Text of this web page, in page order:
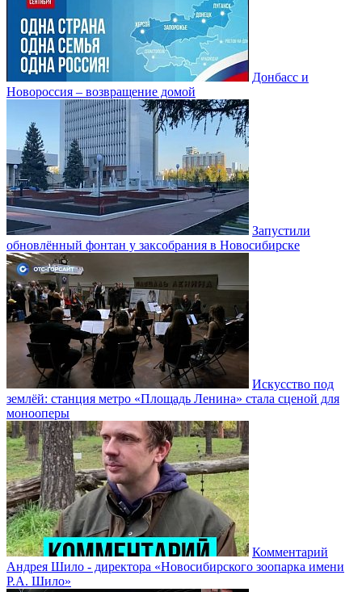
Донбасс и
Новороссия – возвращение домой
Запустили
обновлённый фонтан у заксобрания в Новосибирске
Искусство под
землёй: станция метро «Площадь Ленина» стала сценой для
монооперы
Комментарий
Андрея Шило - директора «Новосибирского зоопарка имени
Р.А. Шило»